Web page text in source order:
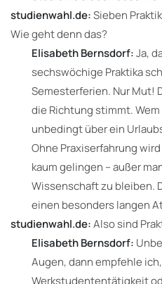
studienwahl.de:Sieben
Wie geht denn das?
Elisabeth Bernsdorf:Ja,
sechswöchige Praktika
Semesterferien. Nur Mut!
die Richtung stimmt.
unbedingt über ein
Ohne Praxiserfahrung
kaum gelingen – außer
Wissenschaft zu bleiben.
einen besonders langen
studienwahl.de:Also sind
Elisabeth Bernsdorf:
Augen, dann empfehle